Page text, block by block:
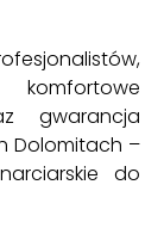
gwarancja
Dolomitach –
do